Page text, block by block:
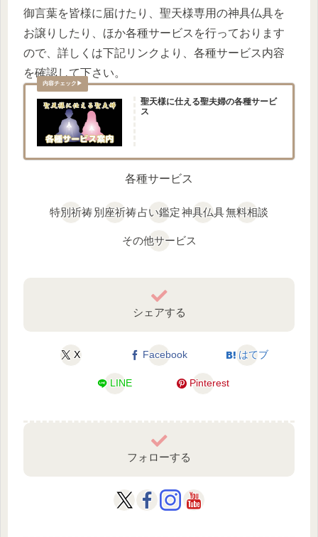
御言葉を皆様に届けたり、聖天様専用の神具仏具を
お譲りしたり、ほか各種サービスを行っております
ので、詳しくは下記リンクより、各種サービス内容
を確認して下さい。
聖天様に仕える聖夫婦の各種サービ
ス
各種サービス
特別祈祷別座祈祷占い鑑定神具仏具無料相談
その他サービス
シェアする
X Facebook はてブ
LINE Pinterest
フォローする